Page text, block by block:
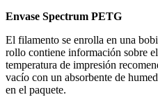
Envase Spectrum PETG
El filamento se enrolla en una
rollo contiene información sobre
temperatura de impresión
vacío con un absorbente de
en el paquete.